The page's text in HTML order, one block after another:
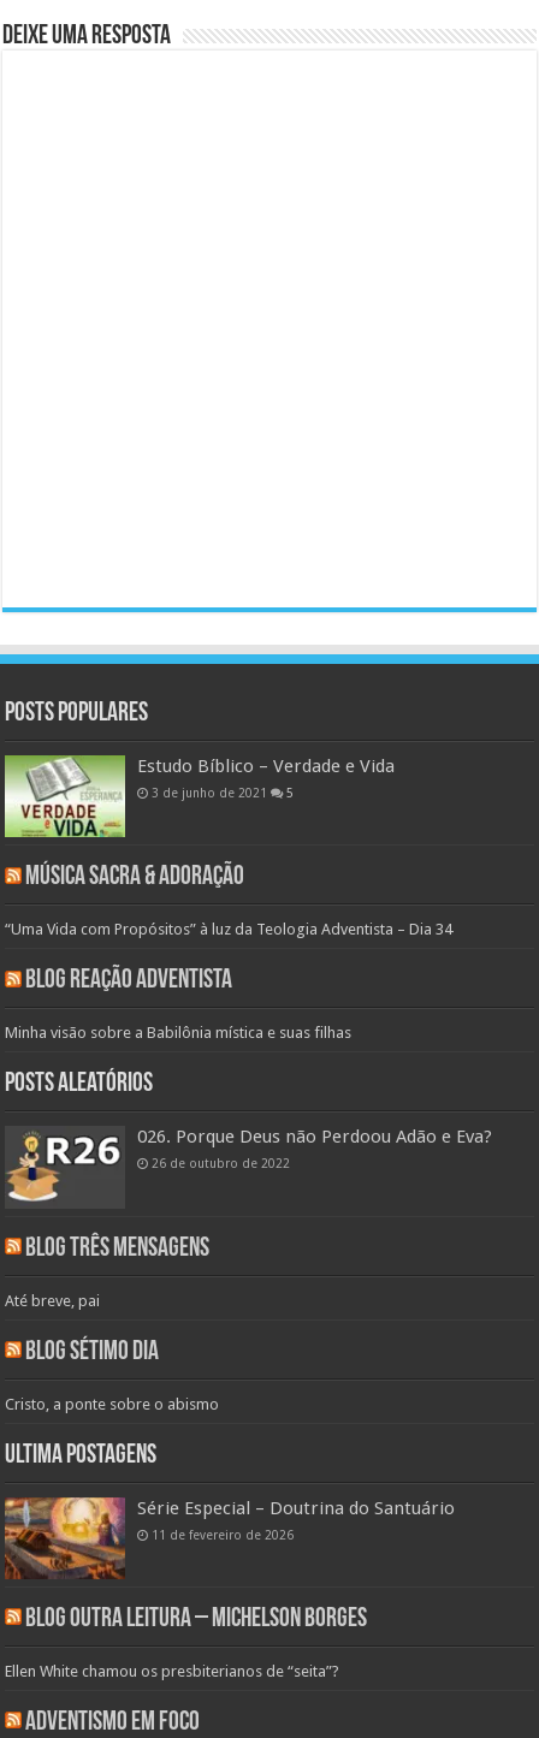
Deixe uma resposta
Posts populares
Estudo Bíblico – Verdade e Vida
3 de junho de 2021 5
Música Sacra & Adoração
“Uma Vida com Propósitos” à luz da Teologia Adventista – Dia 34
Blog Reação Adventista
Minha visão sobre a Babilônia mística e suas filhas
Posts aleatórios
026. Porque Deus não Perdoou Adão e Eva?
26 de outubro de 2022
Blog Três Mensagens
Até breve, pai
Blog Sétimo Dia
Cristo, a ponte sobre o abismo
Ultima Postagens
Série Especial – Doutrina do Santuário
11 de fevereiro de 2026
Blog Outra Leitura – Michelson Borges
Ellen White chamou os presbiterianos de “seita”?
Adventismo em Foco